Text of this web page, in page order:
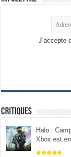
J’accepte
Critiques
Halo :
Xbox est